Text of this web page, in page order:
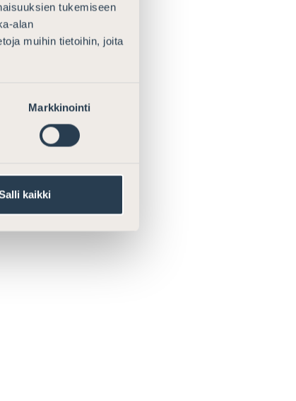
tukemiseen
alan
muihin tietoihin, joita
Markkinointi
kaikki